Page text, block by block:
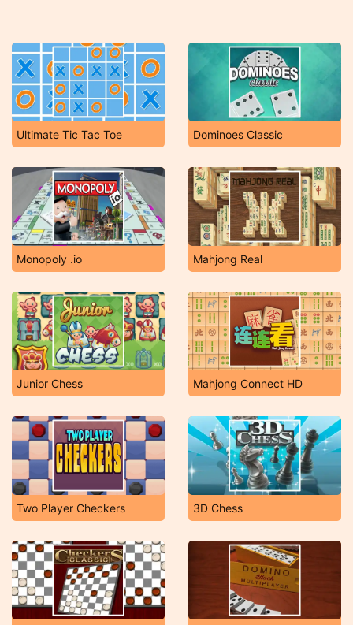
Ultimate Tic Tac Toe Dominoes Classic
Monopoly .io Mahjong Real
Junior Chess Mahjong Connect HD
Two Player Checkers 3D Chess